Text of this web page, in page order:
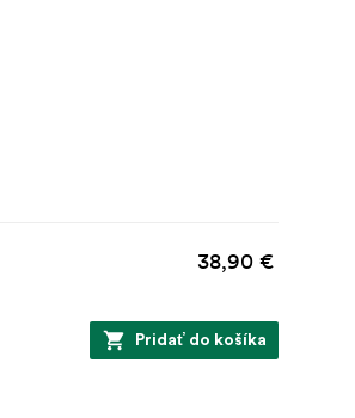
38,90 €
Pridať do košíka